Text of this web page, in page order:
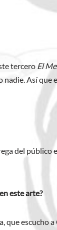
tercero El
Así
del
este arte?
que